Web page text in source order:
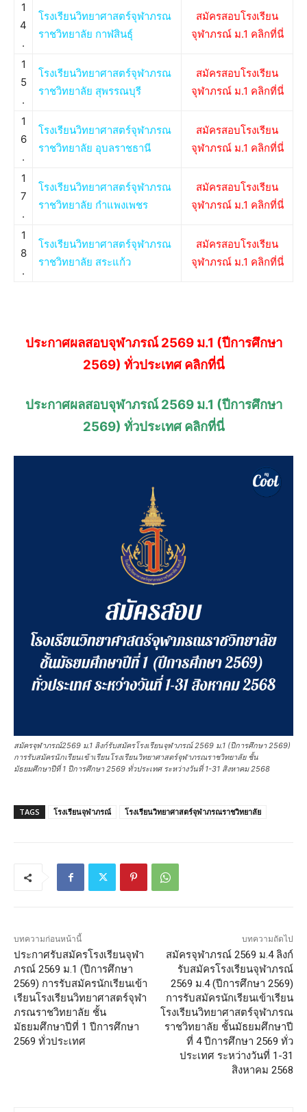
1
4
.
โรงเรียนวิทยาศาสตร์จุฬาภรณ
ราชวิทยาลัย กาฬสินธุ์
สมัครสอบโรงเรียน
จุฬาภรณ์ ม.1 คลิกที่นี่
1
5
.
โรงเรียนวิทยาศาสตร์จุฬาภรณ
ราชวิทยาลัย สุพรรณบุรี
สมัครสอบโรงเรียน
จุฬาภรณ์ ม.1 คลิกที่นี่
1
6
.
โรงเรียนวิทยาศาสตร์จุฬาภรณ
ราชวิทยาลัย อุบลราชธานี
สมัครสอบโรงเรียน
จุฬาภรณ์ ม.1 คลิกที่นี่
1
7
.
โรงเรียนวิทยาศาสตร์จุฬาภรณ
ราชวิทยาลัย กำแพงเพชร
สมัครสอบโรงเรียน
จุฬาภรณ์ ม.1 คลิกที่นี่
1
8
.
โรงเรียนวิทยาศาสตร์จุฬาภรณ
ราชวิทยาลัย สระแก้ว
สมัครสอบโรงเรียน
จุฬาภรณ์ ม.1 คลิกที่นี่
ประกาศผลสอบจุฬาภรณ์ 2569 ม.1 (ปีการศึกษา
2569) ทั่วประเทศ คลิกที่นี่
ประกาศผลสอบจุฬาภรณ์ 2569 ม.1 (ปีการศึกษา
2569) ทั่วประเทศ คลิกที่นี่
สมัครจุฬาภรณ์2569 ม.1 ลิงก์รับสมัครโรงเรียนจุฬาภรณ์ 2569 ม.1 (ปีการศึกษา 2569)
การรับสมัครนักเรียนเข้าเรียนโรงเรียนวิทยาศาสตร์จุฬาภรณราชวิทยาลัย ชั้น
มัธยมศึกษาปีที่ 1 ปีการศึกษา 2569 ทั่วประเทศ ระหว่างวันที่ 1-31 สิงหาคม 2568
TAGS โรงเรียนจุฬาภรณ์ โรงเรียนวิทยาศาสตร์จุฬาภรณราชวิทยาลัย
บทความก่อนหน้านี้
ประกาศรับสมัครโรงเรียนจุฬา
ภรณ์ 2569 ม.1 (ปีการศึกษา
2569) การรับสมัครนักเรียนเข้า
เรียนโรงเรียนวิทยาศาสตร์จุฬา
ภรณราชวิทยาลัย ชั้น
มัธยมศึกษาปีที่ 1 ปีการศึกษา
2569 ทั่วประเทศ
บทความถัดไป
สมัครจุฬาภรณ์ 2569 ม.4 ลิงก์
รับสมัครโรงเรียนจุฬาภรณ์
2569 ม.4 (ปีการศึกษา 2569)
การรับสมัครนักเรียนเข้าเรียน
โรงเรียนวิทยาศาสตร์จุฬาภรณ
ราชวิทยาลัย ชั้นมัธยมศึกษาปี
ที่ 4 ปีการศึกษา 2569 ทั่ว
ประเทศ ระหว่างวันที่ 1-31
สิงหาคม 2568